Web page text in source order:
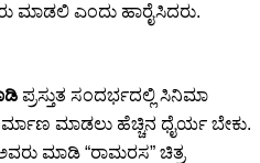
ಎಂದು ಹಾರೈಸಿದರು.
ಪ್ರಸ್ತುತ ಸಂದರ್ಭದಲ್ಲಿ ಸಿನಿಮಾ
ಮಾಡಲು ಹೆಚ್ಚಿನ ಧೈರ್ಯ ಬೇಕು.
ಮಾಡಿ “ರಾಮರಸ” ಚಿತ್ರ